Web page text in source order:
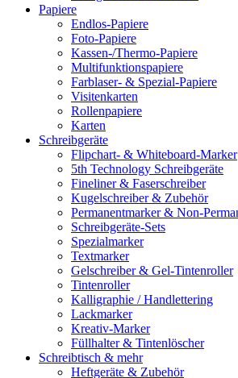
Papiere
Endlos-Papiere
Foto-Papiere
Kassen-/Thermo-Papiere
Multifunktionspapiere
Farblaser- & Spezial-Papiere
Visitenkarten
Rollenpapiere
Karten
Schreibgeräte
Flipchart- & Whiteboard-Marker
5th Technology Schreibgeräte
Fineliner & Faserschreiber
Kugelschreiber & Zubehör
Permanentmarker & Non-
Schreibgeräte-Sets
Spezialmarker
Textmarker
Gelschreiber & Gel-Tintenroller
Tintenroller
Kalligraphie / Handlettering
Lackmarker
Kreativ-Marker
Füllhalter & Tintenlöscher
Schreibtisch & mehr
Heftgeräte & Zubehör